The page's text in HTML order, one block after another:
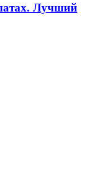
Лучший